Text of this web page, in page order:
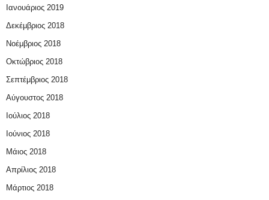
Ιανουάριος 2019
Δεκέμβριος 2018
Νοέμβριος 2018
Οκτώβριος 2018
Σεπτέμβριος 2018
Αύγουστος 2018
Ιούλιος 2018
Ιούνιος 2018
Μάιος 2018
Απρίλιος 2018
Μάρτιος 2018